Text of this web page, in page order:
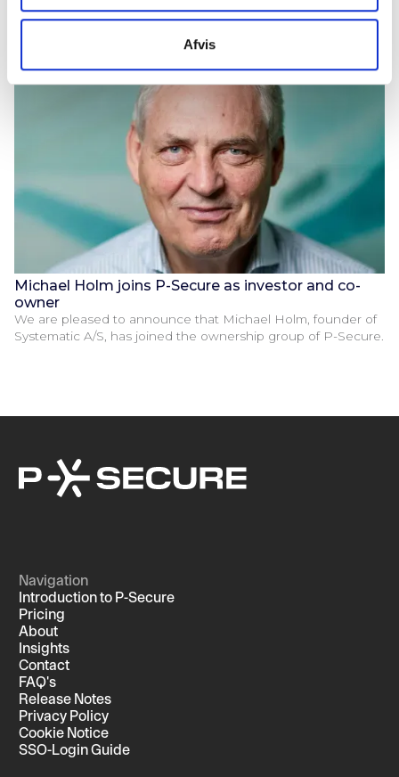
Afvis
Michael Holm joins P-Secure as investor and co-
owner
We are pleased to announce that Michael Holm, founder of
Systematic A/S, has joined the ownership group of P-Secure.
Navigation
Introduction to P-Secure
Pricing
About
Insights
Contact
FAQ's
Release Notes
Privacy Policy
Cookie Notice
SSO-Login Guide